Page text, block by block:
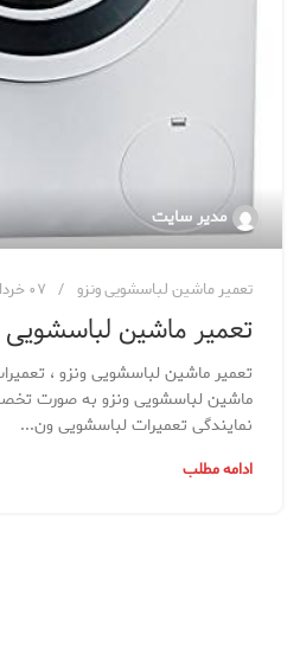
مدیر سایت
تعمیر ماشین لباسشویی ونزو ۰۷ خرداد ۱۳۹۹
تعمیر ماشین لباسشویی
تعمیر ماشین لباسشویی ونزو ،
ماشین لباسشویی ونزو به صورت
نمایندگی تعمیرات لباسشویی ون...
ادامه مطلب